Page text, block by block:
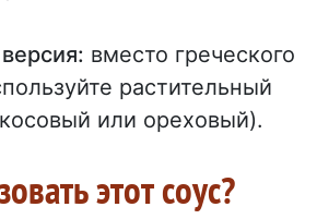
вместо греческого
растительный
или ореховый).
этот соус?